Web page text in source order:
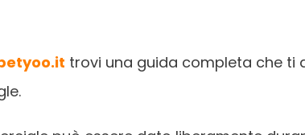
trovi una guida completa che ti